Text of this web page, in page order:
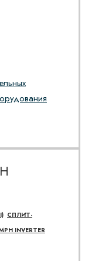
СПЛИТ-
INVERTER